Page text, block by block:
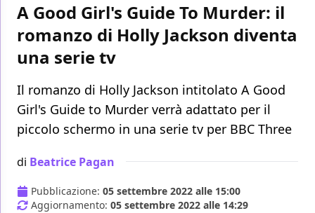
A Good Girl's Guide To Murder: il
romanzo di Holly Jackson diventa
una serie tv
Il romanzo di Holly Jackson intitolato A Good
Girl's Guide to Murder verrà adattato per il
piccolo schermo in una serie tv per BBC Three
di Beatrice Pagan
Pubblicazione: 05 settembre 2022 alle 15:00
Aggiornamento: 05 settembre 2022 alle 14:29